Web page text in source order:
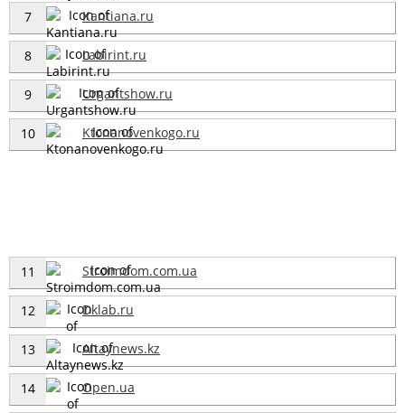
7 Kantiana.ru
8 Labirint.ru
9 Urgantshow.ru
10 Ktonanovenkogo.ru
11 Stroimdom.com.ua
12 Dklab.ru
13 Altaynews.kz
14 Open.ua